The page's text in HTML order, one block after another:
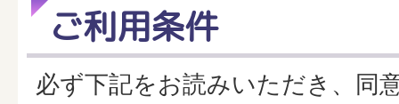
ご利用条件
必ず下記をお読みいただき、同